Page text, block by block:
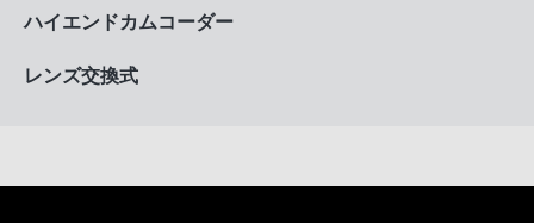
ハイエンドカムコーダー
レンズ交換式